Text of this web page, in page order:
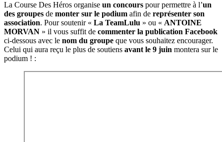
La Course Des Héros organise un concours pour permettre à l’un
des groupes de monter sur le podium afin de représenter son
association. Pour soutenir « La TeamLulu » ou « ANTOINE
MORVAN » il vous suffit de commenter la publication Facebook
ci-dessous avec le nom du groupe que vous souhaitez encourager.
Celui qui aura reçu le plus de soutiens avant le 9 juin montera sur le
podium ! :